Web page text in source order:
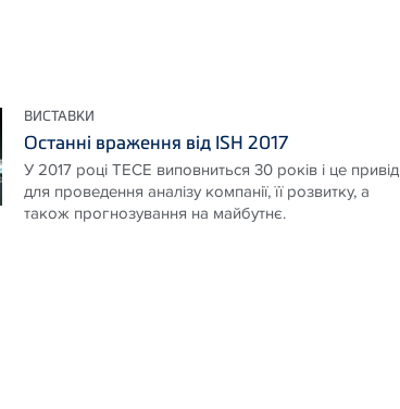
ВИСТАВКИ
Останні враження від ISH 2017
У 2017 році ТЕСЕ виповниться 30 років і це привід
для проведення аналізу компанії, її розвитку, а
також прогнозування на майбутнє.